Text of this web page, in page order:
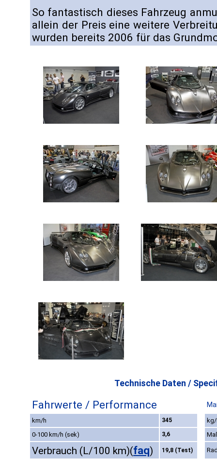
So fantastisch dieses Fahrzeug
allein der Preis eine weitere
wurden bereits 2006 für das
Technische Daten /
Fahrwerte / Performance
km/h 345
0-100 km/h (sek)
3,6
Verbrauch (L/100 km)(faq) 19,8 (Test)